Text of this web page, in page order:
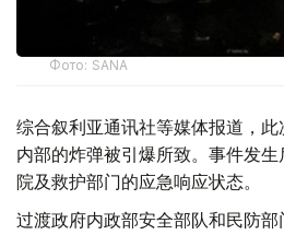
Фото: SANA
综合叙利亚通讯社等媒体报道，
内部的炸弹被引爆所致。事件发
院及救护部门的应急响应状态。
过渡政府内政部安全部队和民防